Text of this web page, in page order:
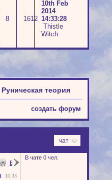
8 1612
10th Feb
2014
14:33:28
Thistle
Witch
Руническая теория
создать форум